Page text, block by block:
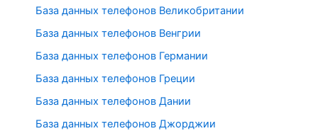
База данных телефонов Великобритании
База данных телефонов Венгрии
База данных телефонов Германии
База данных телефонов Греции
База данных телефонов Дании
База данных телефонов Джорджии